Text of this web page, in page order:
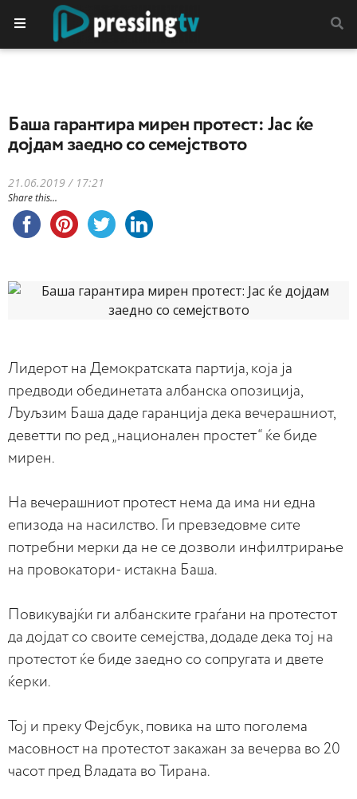
Баша гарантира мирен протест: Јас ќе
дојдам заедно со семејството
21.06.2019 / 17:21
Share this...
Лидерот на Демократската партија, која ја
предводи обединетата албанска опозиција,
Љуљзим Баша даде гаранција дека вечерашниот,
деветти по ред „национален простет“ ќе биде
мирен.
На вечерашниот протест нема да има ни една
епизода на насилство. Ги превзедовме сите
потребни мерки да не се дозволи инфилтрирање
на провокатори- истакна Баша.
Повикувајќи ги албанските граѓани на протестот
да дојдат со своите семејства, додаде дека тој на
протестот ќе биде заедно со сопругата и двете
ќерки.
Тој и преку Фејсбук, повика на што поголема
масовност на протестот закажан за вечерва во 20
часот пред Владата во Тирана.